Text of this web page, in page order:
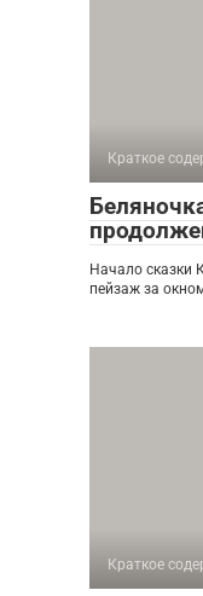
Краткое
Начало сказки
пейзаж за
Краткое